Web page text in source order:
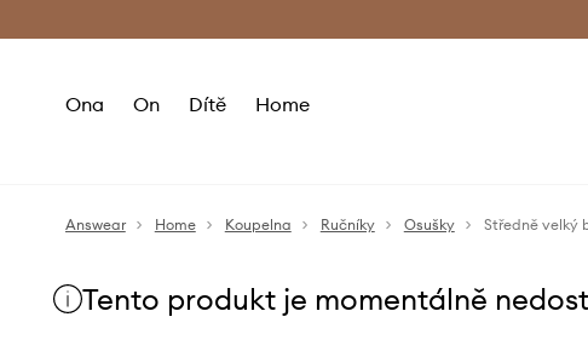
Doručení a vrácení
Ona On Dítě Home
Answear Home Koupelna Ručníky Osušky Středně velký
Tento produkt je momentálně